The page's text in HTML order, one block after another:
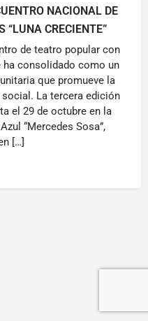
NACIONAL DE
“LUNA CRECIENTE”
de teatro popular con
ha consolidado como un
que promueve la
La tercera edición
el 29 de octubre en la
“Mercedes Sosa”,
[…]